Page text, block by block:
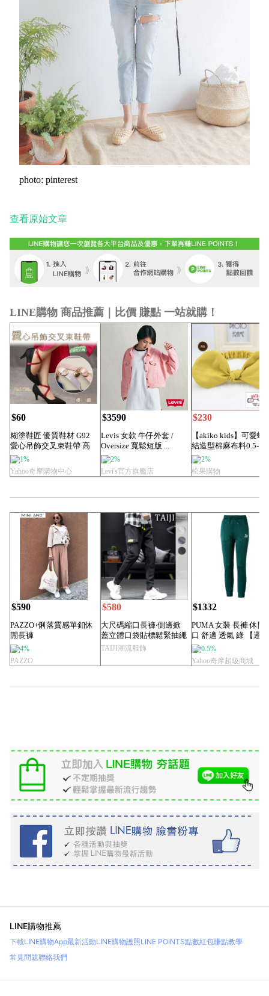
photo: pinterest
查看原始文章
LINE購物 商品推薦｜比價 賺點 一站就購！
$60
糊塗鞋匠 優質鞋材 G92
愛心吊飾交叉束鞋帶 高
跟鞋不脫落...
1%
Yahoo奇摩購物中心
$3590
Levis 女款 牛仔外套 /
Oversize 寬鬆短版 ...
2%
Levi's官方旗艦店
$230
【akiko kids】可愛蝴
結造型棉麻布料0.5-2
寶...2%
松果購物
$590
PAZZO+俐落質感單釦休
閒長褲
4%
PAZZO
$580
大尺碼縮口長褲‧側邊掀
蓋立體口袋貼標鬆緊抽繩
縮口長褲‧三色‧...
TAIJI潮流服飾
$1332
PUMA 女裝 長褲 休閒
口 舒適 透氣 綠 【運
界...0.5%
Yahoo奇摩超級商城
LINE購物推薦
下載LINE購物App最新活動LINE購物護照LINE POINTS點數紅包賺點教學
常見問題聯絡我們